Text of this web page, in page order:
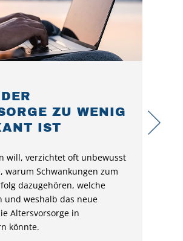
ZU WENIG
IST
will, verzichtet oft unbewusst
warum Schwankungen zum
dazugehören, welche
und weshalb das neue
Altersvorsorge in
könnte.